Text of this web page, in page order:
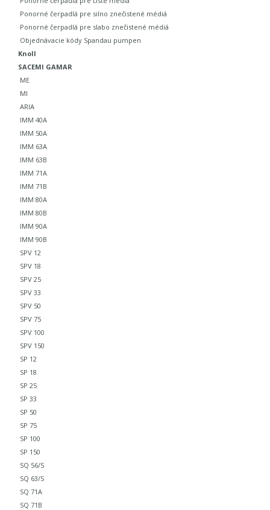
Ponorné čerpadlá pre silno znečistené médiá
Ponorné čerpadlá pre slabo znečistené médiá
Objednávacie kódy Spandau pumpen
Knoll
SACEMI GAMAR
ME
MI
ARIA
IMM 40A
IMM 50A
IMM 63A
IMM 63B
IMM 71A
IMM 71B
IMM 80A
IMM 80B
IMM 90A
IMM 90B
SPV 12
SPV 18
SPV 25
SPV 33
SPV 50
SPV 75
SPV 100
SPV 150
SP 12
SP 18
SP 25
SP 33
SP 50
SP 75
SP 100
SP 150
SQ 56/S
SQ 63/S
SQ 71A
SQ 71B